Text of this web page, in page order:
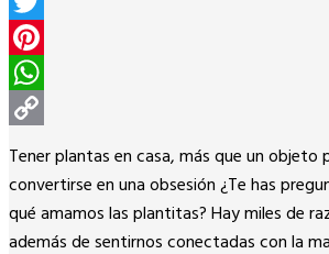
Twitter
Pinterest
WhatsApp
Copy
Link
Tener plantas en casa, más que un objeto
convertirse en una obsesión ¿Te has
qué amamos las plantitas? Hay miles de
además de sentirnos conectadas con la